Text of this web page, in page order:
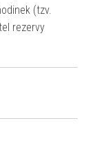
(tzv.
rezervy